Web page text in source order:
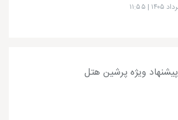
پیشنهاد ویژه پرشین هتل